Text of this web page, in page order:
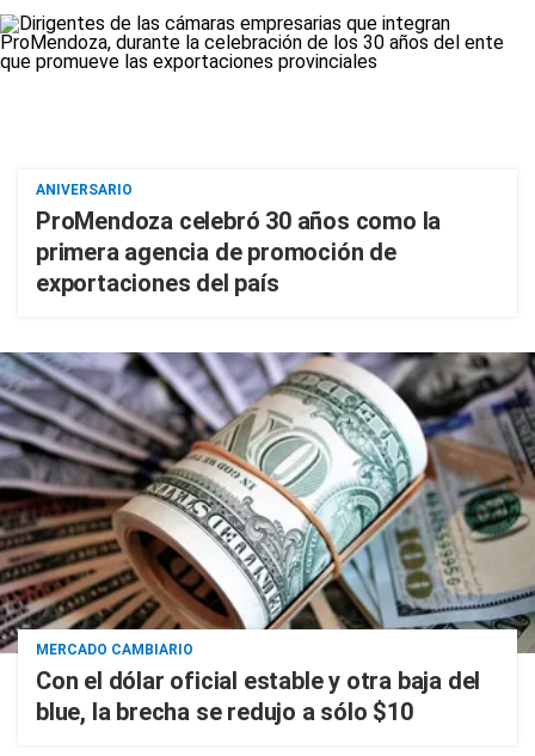
ANIVERSARIO
ProMendoza celebró 30 años como la
primera agencia de promoción de
exportaciones del país
MERCADO CAMBIARIO
Con el dólar oficial estable y otra baja del
blue, la brecha se redujo a sólo $10